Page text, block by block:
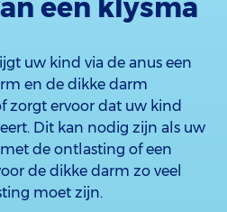
een klysma
uw kind via de anus een
en de dikke darm
zorgt ervoor dat uw kind
Dit kan nodig zijn als uw
de ontlasting of een
de dikke darm zo veel
moet zijn.